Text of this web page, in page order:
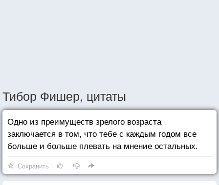
Тибор Фишер, цитаты
Одно из преимуществ зрелого возраста
заключается в том, что тебе с каждым годом все
больше и больше плевать на мнение остальных.
Сохранить